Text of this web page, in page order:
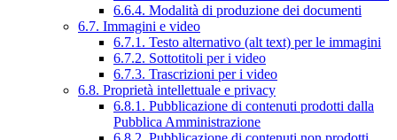
6.6.4. Modalità di produzione dei documenti
6.7. Immagini e video
6.7.1. Testo alternativo (alt text) per le immagini
6.7.2. Sottotitoli per i video
6.7.3. Trascrizioni per i video
6.8. Proprietà intellettuale e privacy
6.8.1. Pubblicazione di contenuti prodotti dalla
Pubblica Amministrazione